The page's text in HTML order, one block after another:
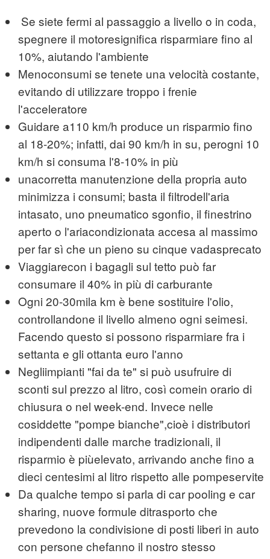
Se siete fermi al passaggio a livello o in coda,
spegnere il motoresignifica risparmiare fino al
10%, aiutando l'ambiente
Menoconsumi se tenete una velocità costante,
evitando di utilizzare troppo i frenie
l'acceleratore
Guidare a110 km/h produce un risparmio fino
al 18-20%; infatti, dai 90 km/h in su, perogni 10
km/h si consuma l'8-10% in più
unacorretta manutenzione della propria auto
minimizza i consumi; basta il filtrodell'aria
intasato, uno pneumatico sgonfio, il finestrino
aperto o l'ariacondizionata accesa al massimo
per far sì che un pieno su cinque vadasprecato
Viaggiarecon i bagagli sul tetto può far
consumare il 40% in più di carburante
Ogni 20-30mila km è bene sostituire l'olio,
controllandone il livello almeno ogni seimesi.
Facendo questo si possono risparmiare fra i
settanta e gli ottanta euro l'anno
Negliimpianti "fai da te" si può usufruire di
sconti sul prezzo al litro, così comein orario di
chiusura o nel week-end. Invece nelle
cosiddette "pompe bianche",cioè i distributori
indipendenti dalle marche tradizionali, il
risparmio è piùelevato, arrivando anche fino a
dieci centesimi al litro rispetto alle pompeservite
Da qualche tempo si parla di car pooling e car
sharing, nuove formule ditrasporto che
prevedono la condivisione di posti liberi in auto
con persone chefanno il nostro stesso